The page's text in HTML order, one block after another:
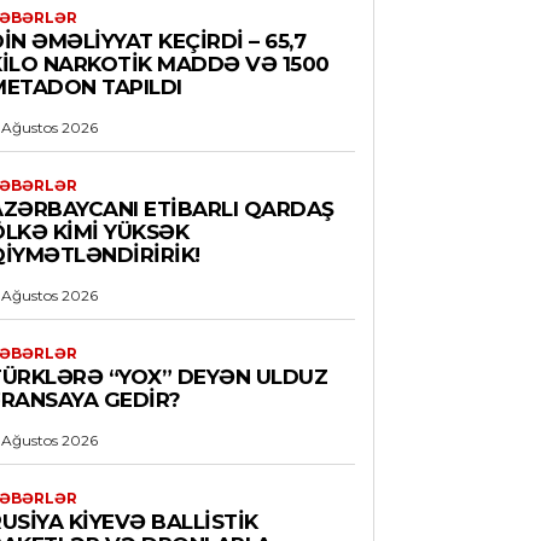
ƏMƏLIYYAT KEÇIRDI – 65,7
NARKOTIK MADDƏ VƏ 1500
TAPILDI
2026
ETIBARLI QARDAŞ
KIMI YÜKSƏK
2026
“YOX” DEYƏN ULDUZ
GEDIR?
2026
KIYEVƏ BALLISTIK